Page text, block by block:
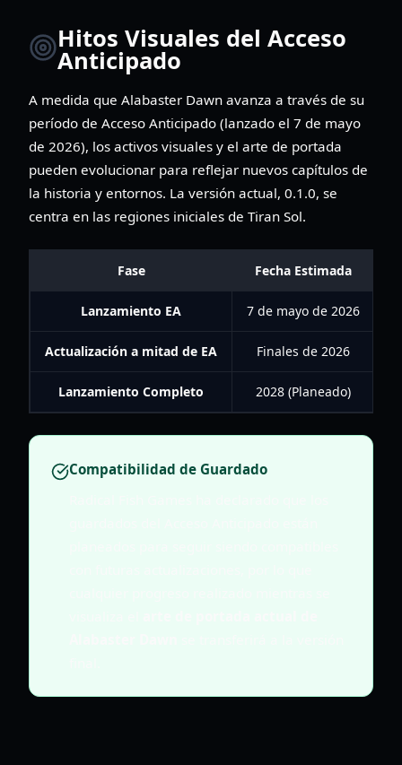
Hitos Visuales del Acceso
Anticipado
A medida que Alabaster Dawn avanza a través de su
período de Acceso Anticipado (lanzado el 7 de mayo
de 2026), los activos visuales y el arte de portada
pueden evolucionar para reflejar nuevos capítulos de
la historia y entornos. La versión actual, 0.1.0, se
centra en las regiones iniciales de Tiran Sol.
Fase Fecha Estimada
Lanzamiento EA 7 de mayo de 2026
Actualización a mitad de EA Finales de 2026
Lanzamiento Completo 2028 (Planeado)
Compatibilidad de Guardado